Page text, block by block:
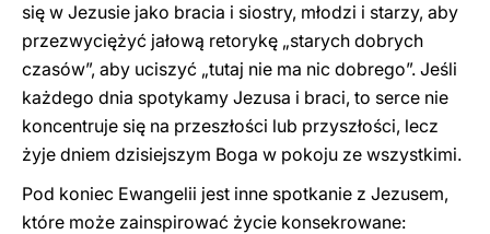
się w Jezusie jako bracia i siostry, młodzi i starzy, aby
przezwyciężyć jałową retorykę „starych dobrych
czasów”, aby uciszyć „tutaj nie ma nic dobrego”. Jeśli
każdego dnia spotykamy Jezusa i braci, to serce nie
koncentruje się na przeszłości lub przyszłości, lecz
żyje dniem dzisiejszym Boga w pokoju ze wszystkimi.
Pod koniec Ewangelii jest inne spotkanie z Jezusem,
które może zainspirować życie konsekrowane: